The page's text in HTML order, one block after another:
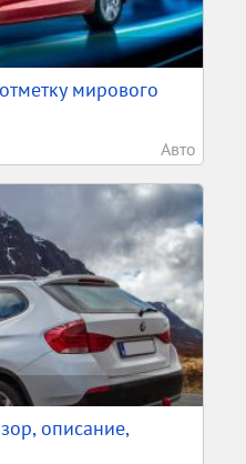
мирового
Авто
описание,